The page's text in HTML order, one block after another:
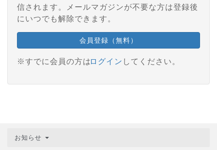
信されます。メールマガジンが不要な方は登録後
にいつでも解除できます。
会員登録（無料）
※すでに会員の方はログイン してください。
お知らせ